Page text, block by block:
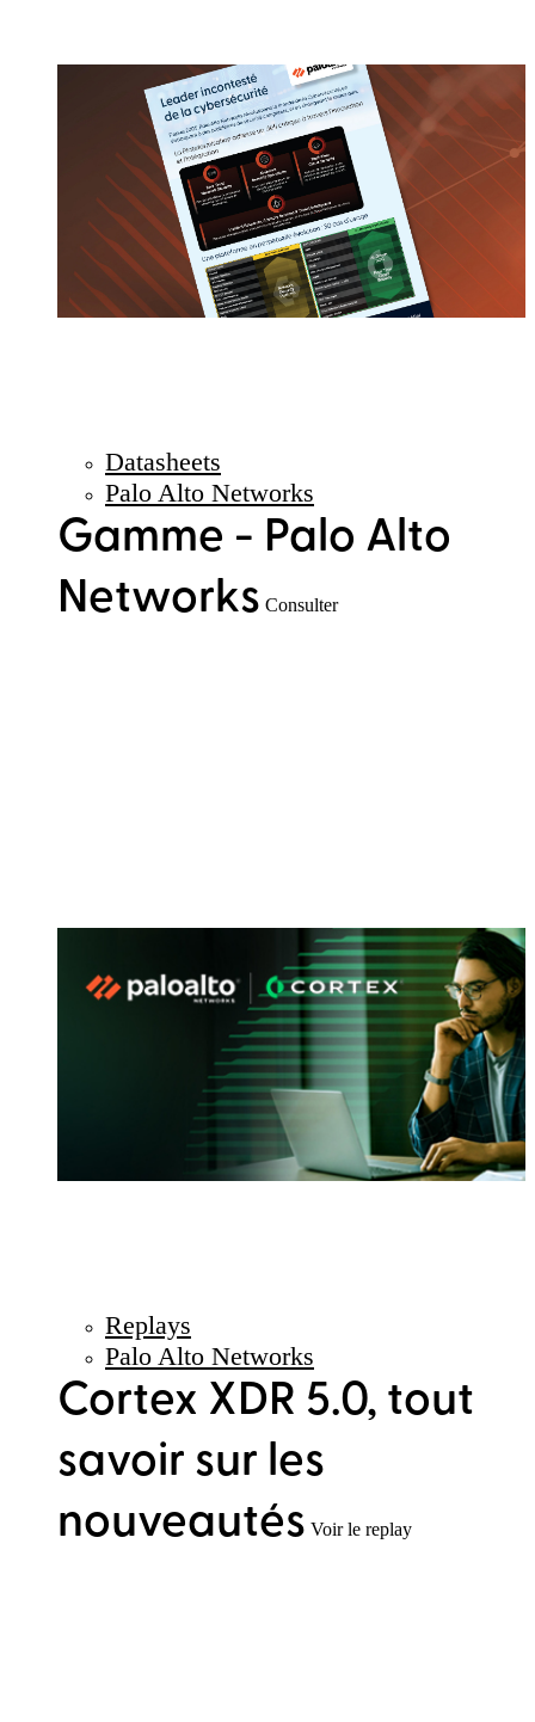
Datasheets
Palo Alto Networks
Gamme - Palo Alto
Networks Consulter
Replays
Palo Alto Networks
Cortex XDR 5.0, tout
savoir sur les
nouveautés Voir le replay